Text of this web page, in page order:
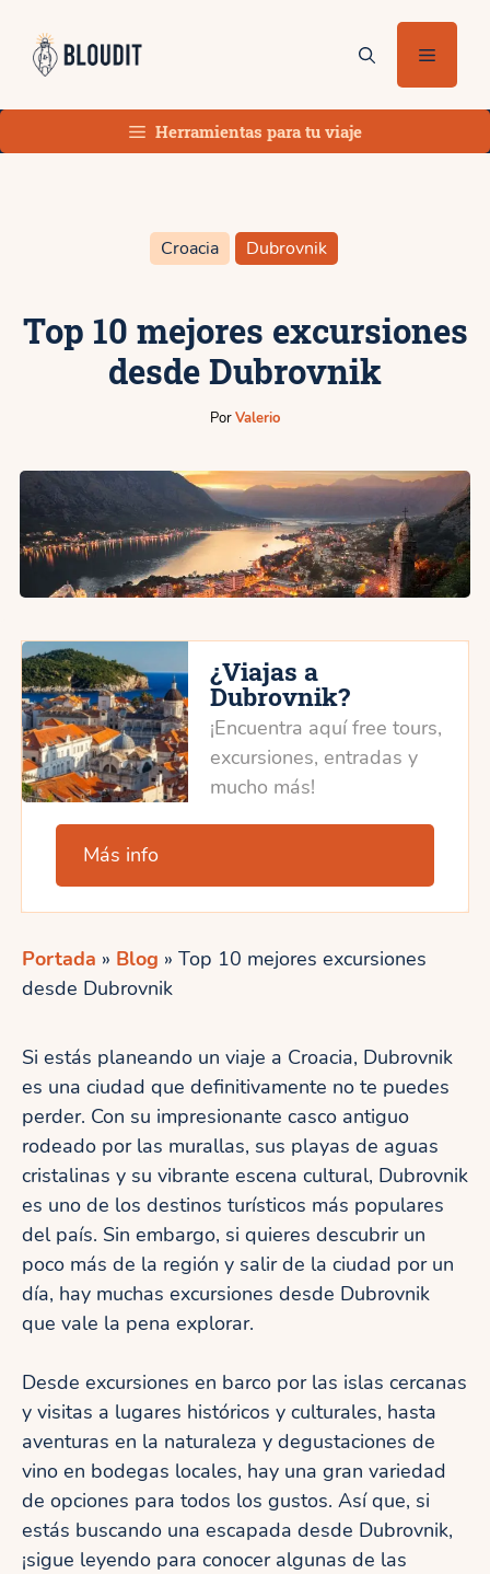
contenido
Menú
Herramientas para tu viaje
Croacia Dubrovnik
Top 10 mejores excursiones
desde Dubrovnik
PorValerio
¿Viajas a
Dubrovnik?
¡Encuentra aquí free tours,
excursiones, entradas y
mucho más!
Más info
Portada » Blog » Top 10 mejores excursiones
desde Dubrovnik
Si estás planeando un viaje a Croacia, Dubrovnik
es una ciudad que definitivamente no te puedes
perder. Con su impresionante casco antiguo
rodeado por las murallas, sus playas de aguas
cristalinas y su vibrante escena cultural, Dubrovnik
es uno de los destinos turísticos más populares
del país. Sin embargo, si quieres descubrir un
poco más de la región y salir de la ciudad por un
día, hay muchas excursiones desde Dubrovnik
que vale la pena explorar.
Desde excursiones en barco por las islas cercanas
y visitas a lugares históricos y culturales, hasta
aventuras en la naturaleza y degustaciones de
vino en bodegas locales, hay una gran variedad
de opciones para todos los gustos. Así que, si
estás buscando una escapada desde Dubrovnik,
¡sigue leyendo para conocer algunas de las